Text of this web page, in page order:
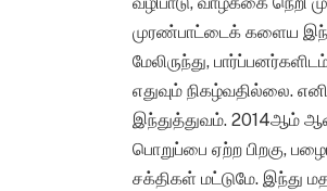
முரண்பாட்டைக் களைய
மேலிருந்து,
எதுவும் நிகழ்வதில்லை.
இந்துத்துவம். 2014ஆம்
பொறுப்பை ஏற்ற பிறகு,
சக்திகள் மட்டுமே. இந்து